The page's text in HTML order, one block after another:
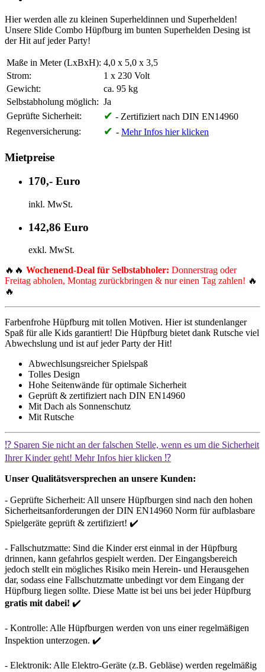
Hier werden alle zu kleinen Superheldinnen und Superhelden!
Unsere Slide Combo Hüpfburg im bunten Superhelden Desing ist
der Hit auf jeder Party!
Maße in Meter (LxBxH): 4,0 x 5,0 x 3,5
Strom:
1 x 230 Volt
Gewicht:
ca. 95 kg
Selbstabholung möglich: Ja
Geprüfte Sicherheit:
✔ - Zertifiziert nach DIN EN14960
Regenversicherung:
✔ - Mehr Infos hier klicken
Mietpreise
170,- Euro
inkl. MwSt.
142,86 Euro
exkl. MwSt.
🔥🔥 Wochenend-Deal für Selbstabholer: Donnerstrag oder
Freitag abholen, Montag zurückbringen & nur einen Tag zahlen! 🔥
🔥
Farbenfrohe Hüpfburg mit tollen Motiven. Hier ist stundenlanger
Spaß für alle Kids garantiert! Die Hüpfburg bietet dank Rutsche viel
Abwechslung und ist auf jeder Party der Hit!
Abwechlsungsreicher Spielspaß
Tolles Design
Hohe Seitenwände für optimale Sicherheit
Geprüft & zertifiziert nach DIN EN14960
Mit Dach als Sonnenschutz
Mit Rutsche
⁉️ Sparen Sie nicht an der falschen Stelle, wenn es um die Sicherheit
Ihrer Kinder geht! Mehr Infos hier klicken ⁉️
Unser Qualitätsversprechen an unsere Kunden:
- Geprüfte Sicherheit: All unsere Hüpfburgen sind nach den hohen
Sicherheitsanforderungen der DIN EN14960 Norm für aufblasbare
Spielgeräte geprüft & zertifiziert! ✔️
- Fallschutzmatte: Sind die Kinder erst einmal in der Hüpfburg
drinnen, kann gefahrlos gespielt werden. Der Eingangsbereich
jedoch stellt ein mögliches Risiko mein Herein- und Herausgehen
dar, sodass eine Fallschutzmatte unbedingt vor dem Eingang der
Hüpfburg liegen sollte. Diese Matte ist bei uns bei jeder Hüpfburg
gratis mit dabei! ✔️
- Kontrolle: Alle Hüpfburgen werden von uns einer regelmäßigen
Inspektion unterzogen. ✔️
- Elektronik: Alle Elektro-Geräte (z.B. Gebläse) werden regelmäßig